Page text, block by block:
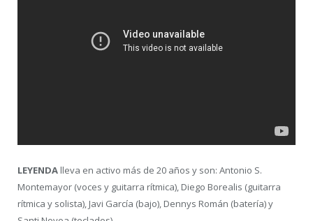
LEYENDA lleva en activo más de 20 años y son: Antonio S.
Montemayor (voces y guitarra rítmica), Diego Borealis (guitarra
rítmica y solista), Javi García (bajo), Dennys Román (batería) y